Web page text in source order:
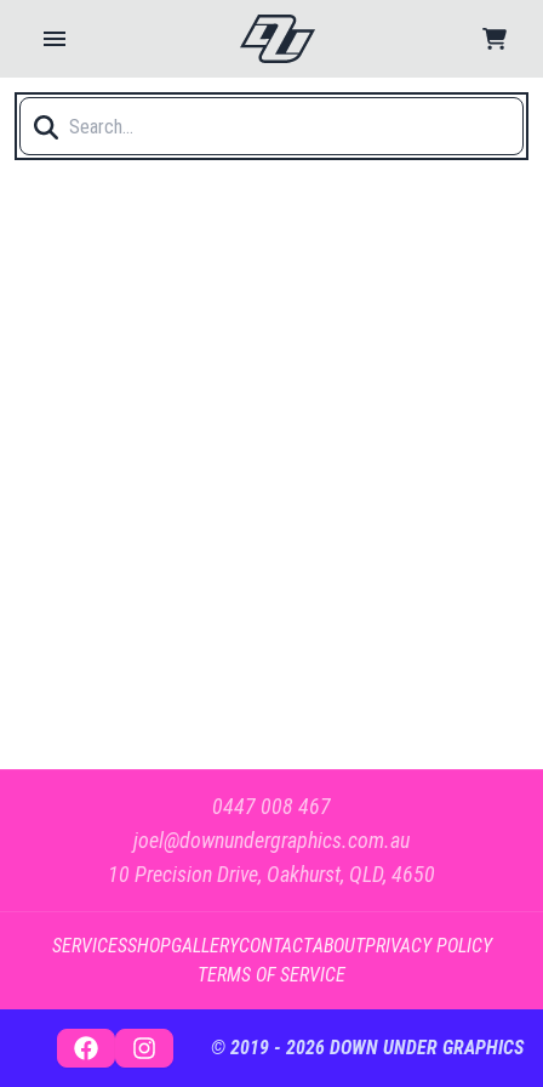
0447 008 467​​​​‌ ‍ ​‍​‍‌‍ ‌ ​‍‌‍‍‌‌‍‌ ‌‍‍‌‌‍ ‍​‍​‍​ ‍‍​‍​‍‌ ​ ‌‍​‌‌‍ ‍‌‍‍‌‌ ‌​‌ ‍‌​‍ ‍‌‍‍‌‌‍ ​‍​‍​‍ ​​‍​‍‌‍‍​‌ ​‍‌‍‌‌‌‍‌‍​‍​‍​ ‍‍​‍​‍‌‍‍​‌ ‌​‌ ‌​‌ ​​‌ ​ ​ ‍‍​‍ ​‍ ‌ ​ ‌ ‌​‌ ‌‌‌‍‌​‌‍‍‌‌‍ ​‍ ‍‌‍‌​‌‍ ‌ ‌ ‌‍ ‍‌ ‌‌‌‍ ‍‌‍‌​‌‍‌‌‌ ​‍‌‍‌ ‌ ​‍‌‍​‌‌ ​​‌‍‍​‌‍‍‌‌‍​ ‌ ​ ​‍ ‍‌‍​ ‌‍ ‌‍ ‌​‍ ‍‌‍​‌‌ ‌‌​‍ ‌‍‍‌‌‍ ‍‌ ‌​‌‍‌‌‌‍ ‍‌ ‌​​‍ ‌‍‌‌‌‍‌​‌‍‍‌‌ ‌​​‍ ‌‍ ‌‌‍ ‌‍‌​‌‍‌‌​ ‌‌ ​​‌ ​‍‌‍‌‌‌ ​ ‌‍‌‌‌‍ ‍‌ ‌​‌‍​‌‌ ‌​‌‍‍‌‌‍ ‌‍ ‍​ ‍ ‌‍‍‌‌‍‌​​ ‌‌ ​ ‌‍‌‌‌ ‌​‌ ‌​‌‍‍‌‌‍ ‍‌‍‌ ‌ ​ ​ ‍ ‌ ‌​‌ ‍‌‌ ​​‌‍‌‌​ ‌‌ ​ ‌‍‌‌‌ ‌​‌ ‌​‌‍‍‌‌‍ ‍‌‍‌ ‌ ​ ​ ‍ ‌ ​​‌‍​‌‌ ‌​‌‍‍​​ ‌‌‍‌‍‌‍ ‌‍ ‌ ‌​‌‍‌‌‌ ​‍​‍ ‍‌‍‌​‌‍‌‌‌ ​ ‌‍​ ‌ ​‍‌‍‍‌‌ ​​‌ ‌​‌‍‍‌‌‍ ‌‍ ‍​‍‌‌​ ‌‌‌​​‍‌‌ ‌‍‍ ‌‍‌‌‌ ‍‌​‍‌‌​ ​ ‌​‌​​‍‌‌​ ​ ‌​‌​​‍‌‌​ ​‍​ ​‍​ ​‌‌‍‌​‌‍‌‍‌‍‌​​ ‌‍‌‍​‌‌‍‌‌​ ‌‌‌‍‌​​ ​‍​ ‍​​ ​​​‍‌‌​ ​‍​ ​‍​‍‌‌​ ‌‌‌​‌​​‍ ‍‌‍​ ‌‍‍​‌‍‍‌‌‍ ​‌‍‌​‌ ​‍‌‍‌‌‌‍ ‍​‍‌‌​ ‌‌‌​​‍‌‌ ‌‍‍ ‌‍‌‌‌ ‍‌​‍‌‌​ ​ ‌​‌​​‍‌‌​ ​ ‌​‌​​‍‌‌​ ​‍​ ​‍‌‍‌​‌‍​ ​ ​​‌‍​ ​ ​‌‌‍​ ​ ‌‌​ ‍​‌‍‌‌​ ‌‍​ ‌​​ ‌ ​‍‌‌​ ​‍​ ​‍​‍‌‌​ ‌‌‌​‌​​‍ ‍‌ ‌​‌‍‌‌‌ ‍​‌ ‌​​ ‌‍​‍‌‍​‌‌ ​ ‌‍‌‌‌‌‌‌‌ ​‍‌‍ ​​ ‌‌‍‍​‌ ‌​‌ ‌​‌ ​​‌ ​ ​‍‌‌​ ​ ‌​​‌​‍‌‌​ ​‍‌​‌‍​‍‌‌​ ​‍‌​‌‍‌ ​ ‌ ‌​‌ ‌‌‌‍‌​‌‍‍‌‌‍ ​‍ ‍‌‍‌​‌‍ ‌ ‌ ‌‍ ‍‌ ‌‌‌‍ ‍‌‍‌​‌‍‌‌‌ ​‍‌‍‌ ‌ ​‍‌‍​‌‌ ​​‌‍‍​‌‍‍‌‌‍​ ‌ ​ ​‍ ‍‌‍​ ‌‍ ‌‍ ‌​‍ ‍‌‍​‌‌ ‌‌​‍‌‍‌‍‍‌‌‍‌​​ ‌‌ ​ ‌‍‌‌‌ ‌​‌ ‌​‌‍‍‌‌‍ ‍‌‍‌ ‌ ​ ​‍‌‍‌ ‌​‌ ‍‌‌ ​​‌‍‌‌​ ‌‌ ​ ‌‍‌‌‌ ‌​‌ ‌​‌‍‍‌‌‍ ‍‌‍‌ ‌ ​ ​‍‌‍‌ ​​‌‍​‌‌ ‌​‌‍‍​​ ‌‌‍‌‍‌‍ ‌‍ ‌ ‌​‌‍‌‌‌ ​‍​‍ ‍‌‍‌​‌‍‌‌‌ ​ ‌‍​ ‌ ​‍‌‍‍‌‌ ​​‌ ‌​‌‍‍‌‌‍ ‌‍ ‍​‍‌‌​ ‌‌‌​​‍‌‌ ‌‍‍ ‌‍‌‌‌ ‍‌​‍‌‌​ ​ ‌​‌​​‍‌‌​ ​ ‌​‌​​‍‌‌​ ​‍​ ​‍​ ​‌‌‍‌​‌‍‌‍‌‍‌​​ ‌‍‌‍​‌‌‍‌‌​ ‌‌‌‍‌​​ ​‍​ ‍​​ ​​​‍‌‌​ ​‍​ ​‍​‍‌‌​ ‌‌‌​‌​​‍ ‍‌‍​ ‌‍‍​‌‍‍‌‌‍ ​‌‍‌​‌ ​‍‌‍‌‌‌‍ ‍​‍‌‌​ ‌‌‌​​‍‌‌ ‌‍‍ ‌‍‌‌‌ ‍‌​‍‌‌​ ​ ‌​‌​​‍‌‌​ ​ ‌​‌​​‍‌‌​ ​‍​ ​‍‌‍‌​‌‍​ ​ ​​‌‍​ ​ ​‌‌‍​ ​ ‌‌​ ‍​‌‍‌‌​ ‌‍​ ‌​​ ‌ ​‍‌‌​ ​‍​ ​‍​‍‌‌​ ‌‌‌​‌​​‍ ‍‌ ‌​‌‍‌‌‌ ‍​‌ ‌​​‍​‍‌ ‌
joel@downundergraphics.com.au​​​​‌ ‍ ​‍​‍‌‍ ‌ ​‍‌‍‍‌‌‍‌ ‌‍‍‌‌‍ ‍​‍​‍​ ‍‍​‍​‍‌ ​ ‌‍​‌‌‍ ‍‌‍‍‌‌ ‌​‌ ‍‌​‍ ‍‌‍‍‌‌‍ ​‍​‍​‍ ​​‍​‍‌‍‍​‌ ​‍‌‍‌‌‌‍‌‍​‍​‍​ ‍‍​‍​‍‌‍‍​‌ ‌​‌ ‌​‌ ​​‌ ​ ​ ‍‍​‍ ​‍ ‌ ​ ‌ ‌​‌ ‌‌‌‍‌​‌‍‍‌‌‍ ​‍ ‍‌‍‌​‌‍ ‌ ‌ ‌‍ ‍‌ ‌‌‌‍ ‍‌‍‌​‌‍‌‌‌ ​‍‌‍‌ ‌ ​‍‌‍​‌‌ ​​‌‍‍​‌‍‍‌‌‍​ ‌ ​ ​‍ ‍‌‍​ ‌‍ ‌‍ ‌​‍ ‍‌‍​‌‌ ‌‌​‍ ‌‍‍‌‌‍ ‍‌ ‌​‌‍‌‌‌‍ ‍‌ ‌​​‍ ‌‍‌‌‌‍‌​‌‍‍‌‌ ‌​​‍ ‌‍ ‌‌‍ ‌‍‌​‌‍‌‌​ ‌‌ ​​‌ ​‍‌‍‌‌‌ ​ ‌‍‌‌‌‍ ‍‌ ‌​‌‍​‌‌ ‌​‌‍‍‌‌‍ ‌‍ ‍​ ‍ ‌‍‍‌‌‍‌​​ ‌‌ ​ ‌‍‌‌‌ ‌​‌ ‌​‌‍‍‌‌‍ ‍‌‍‌ ‌ ​ ​ ‍ ‌ ‌​‌ ‍‌‌ ​​‌‍‌‌​ ‌‌ ​ ‌‍‌‌‌ ‌​‌ ‌​‌‍‍‌‌‍ ‍‌‍‌ ‌ ​ ​ ‍ ‌ ​​‌‍​‌‌ ‌​‌‍‍​​ ‌‌‍‌‍‌‍ ‌‍ ‌ ‌​‌‍‌‌‌ ​‍​‍ ‍‌‍‌​‌‍‌‌‌ ​ ‌‍​ ‌ ​‍‌‍‍‌‌ ​​‌ ‌​‌‍‍‌‌‍ ‌‍ ‍​‍‌‌​ ‌‌‌​​‍‌‌ ‌‍‍ ‌‍‌‌‌ ‍‌​‍‌‌​ ​ ‌​‌​​‍‌‌​ ​ ‌​‌​​‍‌‌​ ​‍​ ​‍​ ‌​​ ‍‌​ ​​​ ​‍​ ​​​ ‍‌‌‍​ ‌‍‌‍‌‍​‌​ ‍‌​ ​ ‌‍​‌​‍‌‌​ ​‍​ ​‍​‍‌‌​ ‌‌‌​‌​​‍ ‍‌‍​ ‌‍‍​‌‍‍‌‌‍ ​‌‍‌​‌ ​‍‌‍‌‌‌‍ ‍​‍‌‌​ ‌‌‌​​‍‌‌ ‌‍‍ ‌‍‌‌‌ ‍‌​‍‌‌​ ​ ‌​‌​​‍‌‌​ ​ ‌​‌​​‍‌‌​ ​‍​ ​‍​ ​ ​ ‍​​ ​‍​ ​ ​ ‌​‌‍​‍‌‍‌‍​ ‌‌​ ‌‍​ ‍‌​ ‍​​ ​‍​‍‌‌​ ​‍​ ​‍​‍‌‌​ ‌‌‌​‌​​‍ ‍‌ ‌​‌‍‌‌‌ ‍​‌ ‌​​ ‌‍​‍‌‍​‌‌ ​ ‌‍‌‌‌‌‌‌‌ ​‍‌‍ ​​ ‌‌‍‍​‌ ‌​‌ ‌​‌ ​​‌ ​ ​‍‌‌​ ​ ‌​​‌​‍‌‌​ ​‍‌​‌‍​‍‌‌​ ​‍‌​‌‍‌ ​ ‌ ‌​‌ ‌‌‌‍‌​‌‍‍‌‌‍ ​‍ ‍‌‍‌​‌‍ ‌ ‌ ‌‍ ‍‌ ‌‌‌‍ ‍‌‍‌​‌‍‌‌‌ ​‍‌‍‌ ‌ ​‍‌‍​‌‌ ​​‌‍‍​‌‍‍‌‌‍​ ‌ ​ ​‍ ‍‌‍​ ‌‍ ‌‍ ‌​‍ ‍‌‍​‌‌ ‌‌​‍‌‍‌‍‍‌‌‍‌​​ ‌‌ ​ ‌‍‌‌‌ ‌​‌ ‌​‌‍‍‌‌‍ ‍‌‍‌ ‌ ​ ​‍‌‍‌ ‌​‌ ‍‌‌ ​​‌‍‌‌​ ‌‌ ​ ‌‍‌‌‌ ‌​‌ ‌​‌‍‍‌‌‍ ‍‌‍‌ ‌ ​ ​‍‌‍‌ ​​‌‍​‌‌ ‌​‌‍‍​​ ‌‌‍‌‍‌‍ ‌‍ ‌ ‌​‌‍‌‌‌ ​‍​‍ ‍‌‍‌​‌‍‌‌‌ ​ ‌‍​ ‌ ​‍‌‍‍‌‌ ​​‌ ‌​‌‍‍‌‌‍ ‌‍ ‍​‍‌‌​ ‌‌‌​​‍‌‌ ‌‍‍ ‌‍‌‌‌ ‍‌​‍‌‌​ ​ ‌​‌​​‍‌‌​ ​ ‌​‌​​‍‌‌​ ​‍​ ​‍​ ‌​​ ‍‌​ ​​​ ​‍​ ​​​ ‍‌‌‍​ ‌‍‌‍‌‍​‌​ ‍‌​ ​ ‌‍​‌​‍‌‌​ ​‍​ ​‍​‍‌‌​ ‌‌‌​‌​​‍ ‍‌‍​ ‌‍‍​‌‍‍‌‌‍ ​‌‍‌​‌ ​‍‌‍‌‌‌‍ ‍​‍‌‌​ ‌‌‌​​‍‌‌ ‌‍‍ ‌‍‌‌‌ ‍‌​‍‌‌​ ​ ‌​‌​​‍‌‌​ ​ ‌​‌​​‍‌‌​ ​‍​ ​‍​ ​ ​ ‍​​ ​‍​ ​ ​ ‌​‌‍​‍‌‍‌‍​ ‌‌​ ‌‍​ ‍‌​ ‍​​ ​‍​‍‌‌​ ​‍​ ​‍​‍‌‌​ ‌‌‌​‌​​‍ ‍‌ ‌​‌‍‌‌‌ ‍​‌ ‌​​‍​‍‌ ‌
10 Precision Drive, Oakhurst, QLD, 4650​​​​‌ ‍ ​‍​‍‌‍ ‌ ​‍‌‍‍‌‌‍‌ ‌‍‍‌‌‍ ‍​‍​‍​ ‍‍​‍​‍‌ ​ ‌‍​‌‌‍ ‍‌‍‍‌‌ ‌​‌ ‍‌​‍ ‍‌‍‍‌‌‍ ​‍​‍​‍ ​​‍​‍‌‍‍​‌ ​‍‌‍‌‌‌‍‌‍​‍​‍​ ‍‍​‍​‍‌‍‍​‌ ‌​‌ ‌​‌ ​​‌ ​ ​ ‍‍​‍ ​‍ ‌ ​ ‌ ‌​‌ ‌‌‌‍‌​‌‍‍‌‌‍ ​‍ ‍‌‍‌​‌‍ ‌ ‌ ‌‍ ‍‌ ‌‌‌‍ ‍‌‍‌​‌‍‌‌‌ ​‍‌‍‌ ‌ ​‍‌‍​‌‌ ​​‌‍‍​‌‍‍‌‌‍​ ‌ ​ ​‍ ‍‌‍​ ‌‍ ‌‍ ‌​‍ ‍‌‍​‌‌ ‌‌​‍ ‌‍‍‌‌‍ ‍‌ ‌​‌‍‌‌‌‍ ‍‌ ‌​​‍ ‌‍‌‌‌‍‌​‌‍‍‌‌ ‌​​‍ ‌‍ ‌‌‍ ‌‍‌​‌‍‌‌​ ‌‌ ​​‌ ​‍‌‍‌‌‌ ​ ‌‍‌‌‌‍ ‍‌ ‌​‌‍​‌‌ ‌​‌‍‍‌‌‍ ‌‍ ‍​ ‍ ‌‍‍‌‌‍‌​​ ‌‌ ​ ‌‍‌‌‌ ‌​‌ ‌​‌‍‍‌‌‍ ‍‌‍‌ ‌ ​ ​ ‍ ‌ ‌​‌ ‍‌‌ ​​‌‍‌‌​ ‌‌ ​ ‌‍‌‌‌ ‌​‌ ‌​‌‍‍‌‌‍ ‍‌‍‌ ‌ ​ ​ ‍ ‌ ​​‌‍​‌‌ ‌​‌‍‍​​ ‌‌‍‌‍‌‍ ‌‍ ‌ ‌​‌‍‌‌‌ ​‍​‍ ‍‌‍‌​‌‍‌‌‌ ​ ‌‍​ ‌ ​‍‌‍‍‌‌ ​​‌ ‌​‌‍‍‌‌‍ ‌‍ ‍​‍‌‌​ ‌‌‌​​‍‌‌ ‌‍‍ ‌‍‌‌‌ ‍‌​‍‌‌​ ​ ‌​‌​​‍‌‌​ ​ ‌​‌​​‍‌‌​ ​‍​ ​‍​ ‌‍‌‍‌​​ ​​​ ‌ ​ ‌ ​ ‌‍​ ‌‍​ ​‍‌‍​‌​ ‌‌​ ​​‌‍​ ​‍‌‌​ ​‍​ ​‍​‍‌‌​ ‌‌‌​‌​​‍ ‍‌‍​ ‌‍‍​‌‍‍‌‌‍ ​‌‍‌​‌ ​‍‌‍‌‌‌‍ ‍​‍‌‌​ ‌‌‌​​‍‌‌ ‌‍‍ ‌‍‌‌‌ ‍‌​‍‌‌​ ​ ‌​‌​​‍‌‌​ ​ ‌​‌​​‍‌‌​ ​‍​ ​‍‌‍‌​‌‍​‌​ ‌‌​ ​ ​ ‌‍​ ‌ ​ ‍‌‌‍​‍​ ‍‌‌‍​‍‌‍​‍‌‍‌‍​ ​​​‍‌‌​ ​‍​ ​‍​‍‌‌​ ‌‌‌​‌​​‍ ‍‌ ‌​‌‍‌‌‌ ‍​‌ ‌​​ ‌‍​‍‌‍​‌‌ ​ ‌‍‌‌‌‌‌‌‌ ​‍‌‍ ​​ ‌‌‍‍​‌ ‌​‌ ‌​‌ ​​‌ ​ ​‍‌‌​ ​ ‌​​‌​‍‌‌​ ​‍‌​‌‍​‍‌‌​ ​‍‌​‌‍‌ ​ ‌ ‌​‌ ‌‌‌‍‌​‌‍‍‌‌‍ ​‍ ‍‌‍‌​‌‍ ‌ ‌ ‌‍ ‍‌ ‌‌‌‍ ‍‌‍‌​‌‍‌‌‌ ​‍‌‍‌ ‌ ​‍‌‍​‌‌ ​​‌‍‍​‌‍‍‌‌‍​ ‌ ​ ​‍ ‍‌‍​ ‌‍ ‌‍ ‌​‍ ‍‌‍​‌‌ ‌‌​‍‌‍‌‍‍‌‌‍‌​​ ‌‌ ​ ‌‍‌‌‌ ‌​‌ ‌​‌‍‍‌‌‍ ‍‌‍‌ ‌ ​ ​‍‌‍‌ ‌​‌ ‍‌‌ ​​‌‍‌‌​ ‌‌ ​ ‌‍‌‌‌ ‌​‌ ‌​‌‍‍‌‌‍ ‍‌‍‌ ‌ ​ ​‍‌‍‌ ​​‌‍​‌‌ ‌​‌‍‍​​ ‌‌‍‌‍‌‍ ‌‍ ‌ ‌​‌‍‌‌‌ ​‍​‍ ‍‌‍‌​‌‍‌‌‌ ​ ‌‍​ ‌ ​‍‌‍‍‌‌ ​​‌ ‌​‌‍‍‌‌‍ ‌‍ ‍​‍‌‌​ ‌‌‌​​‍‌‌ ‌‍‍ ‌‍‌‌‌ ‍‌​‍‌‌​ ​ ‌​‌​​‍‌‌​ ​ ‌​‌​​‍‌‌​ ​‍​ ​‍​ ‌‍‌‍‌​​ ​​​ ‌ ​ ‌ ​ ‌‍​ ‌‍​ ​‍‌‍​‌​ ‌‌​ ​​‌‍​ ​‍‌‌​ ​‍​ ​‍​‍‌‌​ ‌‌‌​‌​​‍ ‍‌‍​ ‌‍‍​‌‍‍‌‌‍ ​‌‍‌​‌ ​‍‌‍‌‌‌‍ ‍​‍‌‌​ ‌‌‌​​‍‌‌ ‌‍‍ ‌‍‌‌‌ ‍‌​‍‌‌​ ​ ‌​‌​​‍‌‌​ ​ ‌​‌​​‍‌‌​ ​‍​ ​‍‌‍‌​‌‍​‌​ ‌‌​ ​ ​ ‌‍​ ‌ ​ ‍‌‌‍​‍​ ‍‌‌‍​‍‌‍​‍‌‍‌‍​ ​​​‍‌‌​ ​‍​ ​‍​‍‌‌​ ‌‌‌​‌​​‍ ‍‌ ‌​‌‍‌‌‌ ‍​‌ ‌​​‍​‍‌ ‌
SERVICES​​​​‌ ‍ ​‍​‍‌‍ ‌ ​‍‌‍‍‌‌‍‌ ‌‍‍‌‌‍ ‍​‍​‍​ ‍‍​‍​‍‌ ​ ‌‍​‌‌‍ ‍‌‍‍‌‌ ‌​‌ ‍‌​‍ ‍‌‍‍‌‌‍ ​‍​‍​‍ ​​‍​‍‌‍‍​‌ ​‍‌‍‌‌‌‍‌‍​‍​‍​ ‍‍​‍​‍‌‍‍​‌ ‌​‌ ‌​‌ ​​‌ ​ ​ ‍‍​‍ ​‍ ‌ ​ ‌ ‌​‌ ‌‌‌‍‌​‌‍‍‌‌‍ ​‍ ‍‌‍‌​‌‍ ‌ ‌ ‌‍ ‍‌ ‌‌‌‍ ‍‌‍‌​‌‍‌‌‌ ​‍‌‍‌ ‌ ​‍‌‍​‌‌ ​​‌‍‍​‌‍‍‌‌‍​ ‌ ​ ​‍ ‍‌‍​ ‌‍ ‌‍ ‌​‍ ‍‌‍​‌‌ ‌‌​‍ ‌‍‍‌‌‍ ‍‌ ‌​‌‍‌‌‌‍ ‍‌ ‌​​‍ ‌‍‌‌‌‍‌​‌‍‍‌‌ ‌​​‍ ‌‍ ‌‌‍ ‌‍‌​‌‍‌‌​ ‌‌ ​​‌ ​‍‌‍‌‌‌ ​ ‌‍‌‌‌‍ ‍‌ ‌​‌‍​‌‌ ‌​‌‍‍‌‌‍ ‌‍ ‍​ ‍ ‌‍‍‌‌‍‌​​ ‌‌ ​ ‌‍‌‌‌ ‌​‌ ‌​‌‍‍‌‌‍ ‍‌‍‌ ‌ ​ ​ ‍ ‌ ‌​‌ ‍‌‌ ​​‌‍‌‌​ ‌‌ ​ ‌‍‌‌‌ ‌​‌ ‌​‌‍‍‌‌‍ ‍‌‍‌ ‌ ​ ​ ‍ ‌ ​​‌‍​‌‌ ‌​‌‍‍​​ ‌‌‍‌‍‌‍ ‌‍ ‌ ‌​‌‍‌‌‌ ​‍​‍ ‍‌‍ ‌‌‍‌‌‌‍ ‍‌ ‌‌‌ ​ ​‍‌‌​ ‌‌‌​​‍‌‌ ‌‍‍ ‌‍‌‌‌ ‍‌​‍‌‌​ ​ ‌​‌​​‍‌‌​ ​ ‌​‌​​‍‌‌​ ​‍​ ​‍‌‍‌‍‌‍‌‌​ ‌ ​ ‌​​ ‌ ‌‍​‌​ ​​​ ‌‌​ ‌​‌‍‌‍​ ‍‌​ ​‌​‍‌‌​ ​‍​ ​‍​‍‌‌​ ‌‌‌​‌​​‍ ‍‌‍ ​‌‍‍‌‌‍ ‍‌‍‍ ‌ ​ ​‍‌‌​ ‌‌‌​​‍‌‌ ‌‍‍ ‌‍‌‌‌ ‍‌​‍‌‌​ ​ ‌​‌​​‍‌‌​ ​ ‌​‌​​‍‌‌​ ​‍​ ​‍‌‍​‍​ ‌‍‌‍‌‌​ ‌​​ ​‌‌‍‌​‌‍​ ​ ​‍‌‍​ ​ ​ ​ ​ ​ ‌‌​‍‌‌​ ​‍​ ​‍​‍‌‌​ ‌‌‌​‌​​‍ ‍‌ ‌​‌‍‍‌‌ ‌​‌‍ ​‌‍‌‌​ ‌‍​‍‌‍​‌‌ ​ ‌‍‌‌‌‌‌‌‌ ​‍‌‍ ​​ ‌‌‍‍​‌ ‌​‌ ‌​‌ ​​‌ ​ ​‍‌‌​ ​ ‌​​‌​‍‌‌​ ​‍‌​‌‍​‍‌‌​ ​‍‌​‌‍‌ ​ ‌ ‌​‌ ‌‌‌‍‌​‌‍‍‌‌‍ ​‍ ‍‌‍‌​‌‍ ‌ ‌ ‌‍ ‍‌ ‌‌‌‍ ‍‌‍‌​‌‍‌‌‌ ​‍‌‍‌ ‌ ​‍‌‍​‌‌ ​​‌‍‍​‌‍‍‌‌‍​ ‌ ​ ​‍ ‍‌‍​ ‌‍ ‌‍ ‌​‍ ‍‌‍​‌‌ ‌‌​‍‌‍‌‍‍‌‌‍‌​​ ‌‌ ​ ‌‍‌‌‌ ‌​‌ ‌​‌‍‍‌‌‍ ‍‌‍‌ ‌ ​ ​‍‌‍‌ ‌​‌ ‍‌‌ ​​‌‍‌‌​ ‌‌ ​ ‌‍‌‌‌ ‌​‌ ‌​‌‍‍‌‌‍ ‍‌‍‌ ‌ ​ ​‍‌‍‌ ​​‌‍​‌‌ ‌​‌‍‍​​ ‌‌‍‌‍‌‍ ‌‍ ‌ ‌​‌‍‌‌‌ ​‍​‍ ‍‌‍ ‌‌‍‌‌‌‍ ‍‌ ‌‌‌ ​ ​‍‌‌​ ‌‌‌​​‍‌‌ ‌‍‍ ‌‍‌‌‌ ‍‌​‍‌‌​ ​ ‌​‌​​‍‌‌​ ​ ‌​‌​​‍‌‌​ ​‍​ ​‍‌‍‌‍‌‍‌‌​ ‌ ​ ‌​​ ‌ ‌‍​‌​ ​​​ ‌‌​ ‌​‌‍‌‍​ ‍‌​ ​‌​‍‌‌​ ​‍​ ​‍​‍‌‌​ ‌‌‌​‌​​‍ ‍‌‍ ​‌‍‍‌‌‍ ‍‌‍‍ ‌ ​ ​‍‌‌​ ‌‌‌​​‍‌‌ ‌‍‍ ‌‍‌‌‌ ‍‌​‍‌‌​ ​ ‌​‌​​‍‌‌​ ​ ‌​‌​​‍‌‌​ ​‍​ ​‍‌‍​‍​ ‌‍‌‍‌‌​ ‌​​ ​‌‌‍‌​‌‍​ ​ ​‍‌‍​ ​ ​ ​ ​ ​ ‌‌​‍‌‌​ ​‍​ ​‍​‍‌‌​ ‌‌‌​‌​​‍ ‍‌ ‌​‌‍‍‌‌ ‌​‌‍ ​‌‍‌‌​‍​‍‌ ‌SHOP​​​​‌ ‍ ​‍​‍‌‍ ‌ ​‍‌‍‍‌‌‍‌ ‌‍‍‌‌‍ ‍​‍​‍​ ‍‍​‍​‍‌ ​ ‌‍​‌‌‍ ‍‌‍‍‌‌ ‌​‌ ‍‌​‍ ‍‌‍‍‌‌‍ ​‍​‍​‍ ​​‍​‍‌‍‍​‌ ​‍‌‍‌‌‌‍‌‍​‍​‍​ ‍‍​‍​‍‌‍‍​‌ ‌​‌ ‌​‌ ​​‌ ​ ​ ‍‍​‍ ​‍ ‌ ​ ‌ ‌​‌ ‌‌‌‍‌​‌‍‍‌‌‍ ​‍ ‍‌‍‌​‌‍ ‌ ‌ ‌‍ ‍‌ ‌‌‌‍ ‍‌‍‌​‌‍‌‌‌ ​‍‌‍‌ ‌ ​‍‌‍​‌‌ ​​‌‍‍​‌‍‍‌‌‍​ ‌ ​ ​‍ ‍‌‍​ ‌‍ ‌‍ ‌​‍ ‍‌‍​‌‌ ‌‌​‍ ‌‍‍‌‌‍ ‍‌ ‌​‌‍‌‌‌‍ ‍‌ ‌​​‍ ‌‍‌‌‌‍‌​‌‍‍‌‌ ‌​​‍ ‌‍ ‌‌‍ ‌‍‌​‌‍‌‌​ ‌‌ ​​‌ ​‍‌‍‌‌‌ ​ ‌‍‌‌‌‍ ‍‌ ‌​‌‍​‌‌ ‌​‌‍‍‌‌‍ ‌‍ ‍​ ‍ ‌‍‍‌‌‍‌​​ ‌‌ ​ ‌‍‌‌‌ ‌​‌ ‌​‌‍‍‌‌‍ ‍‌‍‌ ‌ ​ ​ ‍ ‌ ‌​‌ ‍‌‌ ​​‌‍‌‌​ ‌‌ ​ ‌‍‌‌‌ ‌​‌ ‌​‌‍‍‌‌‍ ‍‌‍‌ ‌ ​ ​ ‍ ‌ ​​‌‍​‌‌ ‌​‌‍‍​​ ‌‌‍‌‍‌‍ ‌‍ ‌ ‌​‌‍‌‌‌ ​‍​‍ ‍‌‍ ‌‌‍‌‌‌‍ ‍‌ ‌‌‌ ​ ​‍‌‌​ ‌‌‌​​‍‌‌ ‌‍‍ ‌‍‌‌‌ ‍‌​‍‌‌​ ​ ‌​‌​​‍‌‌​ ​ ‌​‌​​‍‌‌​ ​‍​ ​‍‌‍‌‍‌‍‌‌​ ‌ ​ ‌​​ ‌ ‌‍​‌​ ​​​ ‌‌​ ‌​‌‍‌‍​ ‍‌​ ​‌​‍‌‌​ ​‍​ ​‍​‍‌‌​ ‌‌‌​‌​​‍ ‍‌‍ ​‌‍‍‌‌‍ ‍‌‍‍ ‌ ​ ​‍‌‌​ ‌‌‌​​‍‌‌ ‌‍‍ ‌‍‌‌‌ ‍‌​‍‌‌​ ​ ‌​‌​​‍‌‌​ ​ ‌​‌​​‍‌‌​ ​‍​ ​‍​ ​​​ ​ ​ ‌‍​ ‌​​ ‌ ​ ‌​​ ‌‍​ ​​​ ​​​ ‍​‌‍‌‍​ ‍‌​‍‌‌​ ​‍​ ​‍​‍‌‌​ ‌‌‌​‌​​‍ ‍‌ ‌​‌‍‍‌‌ ‌​‌‍ ​‌‍‌‌​ ‌‍​‍‌‍​‌‌ ​ ‌‍‌‌‌‌‌‌‌ ​‍‌‍ ​​ ‌‌‍‍​‌ ‌​‌ ‌​‌ ​​‌ ​ ​‍‌‌​ ​ ‌​​‌​‍‌‌​ ​‍‌​‌‍​‍‌‌​ ​‍‌​‌‍‌ ​ ‌ ‌​‌ ‌‌‌‍‌​‌‍‍‌‌‍ ​‍ ‍‌‍‌​‌‍ ‌ ‌ ‌‍ ‍‌ ‌‌‌‍ ‍‌‍‌​‌‍‌‌‌ ​‍‌‍‌ ‌ ​‍‌‍​‌‌ ​​‌‍‍​‌‍‍‌‌‍​ ‌ ​ ​‍ ‍‌‍​ ‌‍ ‌‍ ‌​‍ ‍‌‍​‌‌ ‌‌​‍‌‍‌‍‍‌‌‍‌​​ ‌‌ ​ ‌‍‌‌‌ ‌​‌ ‌​‌‍‍‌‌‍ ‍‌‍‌ ‌ ​ ​‍‌‍‌ ‌​‌ ‍‌‌ ​​‌‍‌‌​ ‌‌ ​ ‌‍‌‌‌ ‌​‌ ‌​‌‍‍‌‌‍ ‍‌‍‌ ‌ ​ ​‍‌‍‌ ​​‌‍​‌‌ ‌​‌‍‍​​ ‌‌‍‌‍‌‍ ‌‍ ‌ ‌​‌‍‌‌‌ ​‍​‍ ‍‌‍ ‌‌‍‌‌‌‍ ‍‌ ‌‌‌ ​ ​‍‌‌​ ‌‌‌​​‍‌‌ ‌‍‍ ‌‍‌‌‌ ‍‌​‍‌‌​ ​ ‌​‌​​‍‌‌​ ​ ‌​‌​​‍‌‌​ ​‍​ ​‍‌‍‌‍‌‍‌‌​ ‌ ​ ‌​​ ‌ ‌‍​‌​ ​​​ ‌‌​ ‌​‌‍‌‍​ ‍‌​ ​‌​‍‌‌​ ​‍​ ​‍​‍‌‌​ ‌‌‌​‌​​‍ ‍‌‍ ​‌‍‍‌‌‍ ‍‌‍‍ ‌ ​ ​‍‌‌​ ‌‌‌​​‍‌‌ ‌‍‍ ‌‍‌‌‌ ‍‌​‍‌‌​ ​ ‌​‌​​‍‌‌​ ​ ‌​‌​​‍‌‌​ ​‍​ ​‍​ ​​​ ​ ​ ‌‍​ ‌​​ ‌ ​ ‌​​ ‌‍​ ​​​ ​​​ ‍​‌‍‌‍​ ‍‌​‍‌‌​ ​‍​ ​‍​‍‌‌​ ‌‌‌​‌​​‍ ‍‌ ‌​‌‍‍‌‌ ‌​‌‍ ​‌‍‌‌​‍​‍‌ ‌GALLERY​​​​‌ ‍ ​‍​‍‌‍ ‌ ​‍‌‍‍‌‌‍‌ ‌‍‍‌‌‍ ‍​‍​‍​ ‍‍​‍​‍‌ ​ ‌‍​‌‌‍ ‍‌‍‍‌‌ ‌​‌ ‍‌​‍ ‍‌‍‍‌‌‍ ​‍​‍​‍ ​​‍​‍‌‍‍​‌ ​‍‌‍‌‌‌‍‌‍​‍​‍​ ‍‍​‍​‍‌‍‍​‌ ‌​‌ ‌​‌ ​​‌ ​ ​ ‍‍​‍ ​‍ ‌ ​ ‌ ‌​‌ ‌‌‌‍‌​‌‍‍‌‌‍ ​‍ ‍‌‍‌​‌‍ ‌ ‌ ‌‍ ‍‌ ‌‌‌‍ ‍‌‍‌​‌‍‌‌‌ ​‍‌‍‌ ‌ ​‍‌‍​‌‌ ​​‌‍‍​‌‍‍‌‌‍​ ‌ ​ ​‍ ‍‌‍​ ‌‍ ‌‍ ‌​‍ ‍‌‍​‌‌ ‌‌​‍ ‌‍‍‌‌‍ ‍‌ ‌​‌‍‌‌‌‍ ‍‌ ‌​​‍ ‌‍‌‌‌‍‌​‌‍‍‌‌ ‌​​‍ ‌‍ ‌‌‍ ‌‍‌​‌‍‌‌​ ‌‌ ​​‌ ​‍‌‍‌‌‌ ​ ‌‍‌‌‌‍ ‍‌ ‌​‌‍​‌‌ ‌​‌‍‍‌‌‍ ‌‍ ‍​ ‍ ‌‍‍‌‌‍‌​​ ‌‌ ​ ‌‍‌‌‌ ‌​‌ ‌​‌‍‍‌‌‍ ‍‌‍‌ ‌ ​ ​ ‍ ‌ ‌​‌ ‍‌‌ ​​‌‍‌‌​ ‌‌ ​ ‌‍‌‌‌ ‌​‌ ‌​‌‍‍‌‌‍ ‍‌‍‌ ‌ ​ ​ ‍ ‌ ​​‌‍​‌‌ ‌​‌‍‍​​ ‌‌‍‌‍‌‍ ‌‍ ‌ ‌​‌‍‌‌‌ ​‍​‍ ‍‌‍ ‌‌‍‌‌‌‍ ‍‌ ‌‌‌ ​ ​‍‌‌​ ‌‌‌​​‍‌‌ ‌‍‍ ‌‍‌‌‌ ‍‌​‍‌‌​ ​ ‌​‌​​‍‌‌​ ​ ‌​‌​​‍‌‌​ ​‍​ ​‍‌‍‌‍‌‍‌‌​ ‌ ​ ‌​​ ‌ ‌‍​‌​ ​​​ ‌‌​ ‌​‌‍‌‍​ ‍‌​ ​‌​‍‌‌​ ​‍​ ​‍​‍‌‌​ ‌‌‌​‌​​‍ ‍‌‍ ​‌‍‍‌‌‍ ‍‌‍‍ ‌ ​ ​‍‌‌​ ‌‌‌​​‍‌‌ ‌‍‍ ‌‍‌‌‌ ‍‌​‍‌‌​ ​ ‌​‌​​‍‌‌​ ​ ‌​‌​​‍‌‌​ ​‍​ ​‍​ ‌ ​ ​ ​ ​​‌‍‌​​ ‍​​ ‌​‌‍‌‌‌‍‌‌​ ​ ​ ‍‌‌‍‌‌​ ‍‌​‍‌‌​ ​‍​ ​‍​‍‌‌​ ‌‌‌​‌​​‍ ‍‌ ‌​‌‍‍‌‌ ‌​‌‍ ​‌‍‌‌​ ‌‍​‍‌‍​‌‌ ​ ‌‍‌‌‌‌‌‌‌ ​‍‌‍ ​​ ‌‌‍‍​‌ ‌​‌ ‌​‌ ​​‌ ​ ​‍‌‌​ ​ ‌​​‌​‍‌‌​ ​‍‌​‌‍​‍‌‌​ ​‍‌​‌‍‌ ​ ‌ ‌​‌ ‌‌‌‍‌​‌‍‍‌‌‍ ​‍ ‍‌‍‌​‌‍ ‌ ‌ ‌‍ ‍‌ ‌‌‌‍ ‍‌‍‌​‌‍‌‌‌ ​‍‌‍‌ ‌ ​‍‌‍​‌‌ ​​‌‍‍​‌‍‍‌‌‍​ ‌ ​ ​‍ ‍‌‍​ ‌‍ ‌‍ ‌​‍ ‍‌‍​‌‌ ‌‌​‍‌‍‌‍‍‌‌‍‌​​ ‌‌ ​ ‌‍‌‌‌ ‌​‌ ‌​‌‍‍‌‌‍ ‍‌‍‌ ‌ ​ ​‍‌‍‌ ‌​‌ ‍‌‌ ​​‌‍‌‌​ ‌‌ ​ ‌‍‌‌‌ ‌​‌ ‌​‌‍‍‌‌‍ ‍‌‍‌ ‌ ​ ​‍‌‍‌ ​​‌‍​‌‌ ‌​‌‍‍​​ ‌‌‍‌‍‌‍ ‌‍ ‌ ‌​‌‍‌‌‌ ​‍​‍ ‍‌‍ ‌‌‍‌‌‌‍ ‍‌ ‌‌‌ ​ ​‍‌‌​ ‌‌‌​​‍‌‌ ‌‍‍ ‌‍‌‌‌ ‍‌​‍‌‌​ ​ ‌​‌​​‍‌‌​ ​ ‌​‌​​‍‌‌​ ​‍​ ​‍‌‍‌‍‌‍‌‌​ ‌ ​ ‌​​ ‌ ‌‍​‌​ ​​​ ‌‌​ ‌​‌‍‌‍​ ‍‌​ ​‌​‍‌‌​ ​‍​ ​‍​‍‌‌​ ‌‌‌​‌​​‍ ‍‌‍ ​‌‍‍‌‌‍ ‍‌‍‍ ‌ ​ ​‍‌‌​ ‌‌‌​​‍‌‌ ‌‍‍ ‌‍‌‌‌ ‍‌​‍‌‌​ ​ ‌​‌​​‍‌‌​ ​ ‌​‌​​‍‌‌​ ​‍​ ​‍​ ‌ ​ ​ ​ ​​‌‍‌​​ ‍​​ ‌​‌‍‌‌‌‍‌‌​ ​ ​ ‍‌‌‍‌‌​ ‍‌​‍‌‌​ ​‍​ ​‍​‍‌‌​ ‌‌‌​‌​​‍ ‍‌ ‌​‌‍‍‌‌ ‌​‌‍ ​‌‍‌‌​‍​‍‌ ‌CONTACT​​​​‌ ‍ ​‍​‍‌‍ ‌ ​‍‌‍‍‌‌‍‌ ‌‍‍‌‌‍ ‍​‍​‍​ ‍‍​‍​‍‌ ​ ‌‍​‌‌‍ ‍‌‍‍‌‌ ‌​‌ ‍‌​‍ ‍‌‍‍‌‌‍ ​‍​‍​‍ ​​‍​‍‌‍‍​‌ ​‍‌‍‌‌‌‍‌‍​‍​‍​ ‍‍​‍​‍‌‍‍​‌ ‌​‌ ‌​‌ ​​‌ ​ ​ ‍‍​‍ ​‍ ‌ ​ ‌ ‌​‌ ‌‌‌‍‌​‌‍‍‌‌‍ ​‍ ‍‌‍‌​‌‍ ‌ ‌ ‌‍ ‍‌ ‌‌‌‍ ‍‌‍‌​‌‍‌‌‌ ​‍‌‍‌ ‌ ​‍‌‍​‌‌ ​​‌‍‍​‌‍‍‌‌‍​ ‌ ​ ​‍ ‍‌‍​ ‌‍ ‌‍ ‌​‍ ‍‌‍​‌‌ ‌‌​‍ ‌‍‍‌‌‍ ‍‌ ‌​‌‍‌‌‌‍ ‍‌ ‌​​‍ ‌‍‌‌‌‍‌​‌‍‍‌‌ ‌​​‍ ‌‍ ‌‌‍ ‌‍‌​‌‍‌‌​ ‌‌ ​​‌ ​‍‌‍‌‌‌ ​ ‌‍‌‌‌‍ ‍‌ ‌​‌‍​‌‌ ‌​‌‍‍‌‌‍ ‌‍ ‍​ ‍ ‌‍‍‌‌‍‌​​ ‌‌ ​ ‌‍‌‌‌ ‌​‌ ‌​‌‍‍‌‌‍ ‍‌‍‌ ‌ ​ ​ ‍ ‌ ‌​‌ ‍‌‌ ​​‌‍‌‌​ ‌‌ ​ ‌‍‌‌‌ ‌​‌ ‌​‌‍‍‌‌‍ ‍‌‍‌ ‌ ​ ​ ‍ ‌ ​​‌‍​‌‌ ‌​‌‍‍​​ ‌‌‍‌‍‌‍ ‌‍ ‌ ‌​‌‍‌‌‌ ​‍​‍ ‍‌‍ ‌‌‍‌‌‌‍ ‍‌ ‌‌‌ ​ ​‍‌‌​ ‌‌‌​​‍‌‌ ‌‍‍ ‌‍‌‌‌ ‍‌​‍‌‌​ ​ ‌​‌​​‍‌‌​ ​ ‌​‌​​‍‌‌​ ​‍​ ​‍‌‍‌‍‌‍‌‌​ ‌ ​ ‌​​ ‌ ‌‍​‌​ ​​​ ‌‌​ ‌​‌‍‌‍​ ‍‌​ ​‌​‍‌‌​ ​‍​ ​‍​‍‌‌​ ‌‌‌​‌​​‍ ‍‌‍ ​‌‍‍‌‌‍ ‍‌‍‍ ‌ ​ ​‍‌‌​ ‌‌‌​​‍‌‌ ‌‍‍ ‌‍‌‌‌ ‍‌​‍‌‌​ ​ ‌​‌​​‍‌‌​ ​ ‌​‌​​‍‌‌​ ​‍​ ​‍​ ‍​​ ‌ ​ ‍‌‌‍​‍‌‍​‌‌‍​‌​ ‍​‌‍​‌​ ‌‌​ ‍‌​ ‌ ​ ‌ ​‍‌‌​ ​‍​ ​‍​‍‌‌​ ‌‌‌​‌​​‍ ‍‌ ‌​‌‍‍‌‌ ‌​‌‍ ​‌‍‌‌​ ‌‍​‍‌‍​‌‌ ​ ‌‍‌‌‌‌‌‌‌ ​‍‌‍ ​​ ‌‌‍‍​‌ ‌​‌ ‌​‌ ​​‌ ​ ​‍‌‌​ ​ ‌​​‌​‍‌‌​ ​‍‌​‌‍​‍‌‌​ ​‍‌​‌‍‌ ​ ‌ ‌​‌ ‌‌‌‍‌​‌‍‍‌‌‍ ​‍ ‍‌‍‌​‌‍ ‌ ‌ ‌‍ ‍‌ ‌‌‌‍ ‍‌‍‌​‌‍‌‌‌ ​‍‌‍‌ ‌ ​‍‌‍​‌‌ ​​‌‍‍​‌‍‍‌‌‍​ ‌ ​ ​‍ ‍‌‍​ ‌‍ ‌‍ ‌​‍ ‍‌‍​‌‌ ‌‌​‍‌‍‌‍‍‌‌‍‌​​ ‌‌ ​ ‌‍‌‌‌ ‌​‌ ‌​‌‍‍‌‌‍ ‍‌‍‌ ‌ ​ ​‍‌‍‌ ‌​‌ ‍‌‌ ​​‌‍‌‌​ ‌‌ ​ ‌‍‌‌‌ ‌​‌ ‌​‌‍‍‌‌‍ ‍‌‍‌ ‌ ​ ​‍‌‍‌ ​​‌‍​‌‌ ‌​‌‍‍​​ ‌‌‍‌‍‌‍ ‌‍ ‌ ‌​‌‍‌‌‌ ​‍​‍ ‍‌‍ ‌‌‍‌‌‌‍ ‍‌ ‌‌‌ ​ ​‍‌‌​ ‌‌‌​​‍‌‌ ‌‍‍ ‌‍‌‌‌ ‍‌​‍‌‌​ ​ ‌​‌​​‍‌‌​ ​ ‌​‌​​‍‌‌​ ​‍​ ​‍‌‍‌‍‌‍‌‌​ ‌ ​ ‌​​ ‌ ‌‍​‌​ ​​​ ‌‌​ ‌​‌‍‌‍​ ‍‌​ ​‌​‍‌‌​ ​‍​ ​‍​‍‌‌​ ‌‌‌​‌​​‍ ‍‌‍ ​‌‍‍‌‌‍ ‍‌‍‍ ‌ ​ ​‍‌‌​ ‌‌‌​​‍‌‌ ‌‍‍ ‌‍‌‌‌ ‍‌​‍‌‌​ ​ ‌​‌​​‍‌‌​ ​ ‌​‌​​‍‌‌​ ​‍​ ​‍​ ‍​​ ‌ ​ ‍‌‌‍​‍‌‍​‌‌‍​‌​ ‍​‌‍​‌​ ‌‌​ ‍‌​ ‌ ​ ‌ ​‍‌‌​ ​‍​ ​‍​‍‌‌​ ‌‌‌​‌​​‍ ‍‌ ‌​‌‍‍‌‌ ‌​‌‍ ​‌‍‌‌​‍​‍‌ ‌ABOUT​​​​‌ ‍ ​‍​‍‌‍ ‌ ​‍‌‍‍‌‌‍‌ ‌‍‍‌‌‍ ‍​‍​‍​ ‍‍​‍​‍‌ ​ ‌‍​‌‌‍ ‍‌‍‍‌‌ ‌​‌ ‍‌​‍ ‍‌‍‍‌‌‍ ​‍​‍​‍ ​​‍​‍‌‍‍​‌ ​‍‌‍‌‌‌‍‌‍​‍​‍​ ‍‍​‍​‍‌‍‍​‌ ‌​‌ ‌​‌ ​​‌ ​ ​ ‍‍​‍ ​‍ ‌ ​ ‌ ‌​‌ ‌‌‌‍‌​‌‍‍‌‌‍ ​‍ ‍‌‍‌​‌‍ ‌ ‌ ‌‍ ‍‌ ‌‌‌‍ ‍‌‍‌​‌‍‌‌‌ ​‍‌‍‌ ‌ ​‍‌‍​‌‌ ​​‌‍‍​‌‍‍‌‌‍​ ‌ ​ ​‍ ‍‌‍​ ‌‍ ‌‍ ‌​‍ ‍‌‍​‌‌ ‌‌​‍ ‌‍‍‌‌‍ ‍‌ ‌​‌‍‌‌‌‍ ‍‌ ‌​​‍ ‌‍‌‌‌‍‌​‌‍‍‌‌ ‌​​‍ ‌‍ ‌‌‍ ‌‍‌​‌‍‌‌​ ‌‌ ​​‌ ​‍‌‍‌‌‌ ​ ‌‍‌‌‌‍ ‍‌ ‌​‌‍​‌‌ ‌​‌‍‍‌‌‍ ‌‍ ‍​ ‍ ‌‍‍‌‌‍‌​​ ‌‌ ​ ‌‍‌‌‌ ‌​‌ ‌​‌‍‍‌‌‍ ‍‌‍‌ ‌ ​ ​ ‍ ‌ ‌​‌ ‍‌‌ ​​‌‍‌‌​ ‌‌ ​ ‌‍‌‌‌ ‌​‌ ‌​‌‍‍‌‌‍ ‍‌‍‌ ‌ ​ ​ ‍ ‌ ​​‌‍​‌‌ ‌​‌‍‍​​ ‌‌‍‌‍‌‍ ‌‍ ‌ ‌​‌‍‌‌‌ ​‍​‍ ‍‌‍ ‌‌‍‌‌‌‍ ‍‌ ‌‌‌ ​ ​‍‌‌​ ‌‌‌​​‍‌‌ ‌‍‍ ‌‍‌‌‌ ‍‌​‍‌‌​ ​ ‌​‌​​‍‌‌​ ​ ‌​‌​​‍‌‌​ ​‍​ ​‍‌‍‌‍‌‍‌‌​ ‌ ​ ‌​​ ‌ ‌‍​‌​ ​​​ ‌‌​ ‌​‌‍‌‍​ ‍‌​ ​‌​‍‌‌​ ​‍​ ​‍​‍‌‌​ ‌‌‌​‌​​‍ ‍‌‍ ​‌‍‍‌‌‍ ‍‌‍‍ ‌ ​ ​‍‌‌​ ‌‌‌​​‍‌‌ ‌‍‍ ‌‍‌‌‌ ‍‌​‍‌‌​ ​ ‌​‌​​‍‌‌​ ​ ‌​‌​​‍‌‌​ ​‍​ ​‍‌‍​‍​ ‌​‌‍​‍‌‍‌​​ ​‍​ ‌‍​ ‌‍‌‍‌‍​ ‌‍​ ‍‌‌‍‌‌​ ‌ ​‍‌‌​ ​‍​ ​‍​‍‌‌​ ‌‌‌​‌​​‍ ‍‌ ‌​‌‍‍‌‌ ‌​‌‍ ​‌‍‌‌​ ‌‍​‍‌‍​‌‌ ​ ‌‍‌‌‌‌‌‌‌ ​‍‌‍ ​​ ‌‌‍‍​‌ ‌​‌ ‌​‌ ​​‌ ​ ​‍‌‌​ ​ ‌​​‌​‍‌‌​ ​‍‌​‌‍​‍‌‌​ ​‍‌​‌‍‌ ​ ‌ ‌​‌ ‌‌‌‍‌​‌‍‍‌‌‍ ​‍ ‍‌‍‌​‌‍ ‌ ‌ ‌‍ ‍‌ ‌‌‌‍ ‍‌‍‌​‌‍‌‌‌ ​‍‌‍‌ ‌ ​‍‌‍​‌‌ ​​‌‍‍​‌‍‍‌‌‍​ ‌ ​ ​‍ ‍‌‍​ ‌‍ ‌‍ ‌​‍ ‍‌‍​‌‌ ‌‌​‍‌‍‌‍‍‌‌‍‌​​ ‌‌ ​ ‌‍‌‌‌ ‌​‌ ‌​‌‍‍‌‌‍ ‍‌‍‌ ‌ ​ ​‍‌‍‌ ‌​‌ ‍‌‌ ​​‌‍‌‌​ ‌‌ ​ ‌‍‌‌‌ ‌​‌ ‌​‌‍‍‌‌‍ ‍‌‍‌ ‌ ​ ​‍‌‍‌ ​​‌‍​‌‌ ‌​‌‍‍​​ ‌‌‍‌‍‌‍ ‌‍ ‌ ‌​‌‍‌‌‌ ​‍​‍ ‍‌‍ ‌‌‍‌‌‌‍ ‍‌ ‌‌‌ ​ ​‍‌‌​ ‌‌‌​​‍‌‌ ‌‍‍ ‌‍‌‌‌ ‍‌​‍‌‌​ ​ ‌​‌​​‍‌‌​ ​ ‌​‌​​‍‌‌​ ​‍​ ​‍‌‍‌‍‌‍‌‌​ ‌ ​ ‌​​ ‌ ‌‍​‌​ ​​​ ‌‌​ ‌​‌‍‌‍​ ‍‌​ ​‌​‍‌‌​ ​‍​ ​‍​‍‌‌​ ‌‌‌​‌​​‍ ‍‌‍ ​‌‍‍‌‌‍ ‍‌‍‍ ‌ ​ ​‍‌‌​ ‌‌‌​​‍‌‌ ‌‍‍ ‌‍‌‌‌ ‍‌​‍‌‌​ ​ ‌​‌​​‍‌‌​ ​ ‌​‌​​‍‌‌​ ​‍​ ​‍‌‍​‍​ ‌​‌‍​‍‌‍‌​​ ​‍​ ‌‍​ ‌‍‌‍‌‍​ ‌‍​ ‍‌‌‍‌‌​ ‌ ​‍‌‌​ ​‍​ ​‍​‍‌‌​ ‌‌‌​‌​​‍ ‍‌ ‌​‌‍‍‌‌ ‌​‌‍ ​‌‍‌‌​‍​‍‌ ‌PRIVACY POLICY​​​​‌ ‍ ​‍​‍‌‍ ‌ ​‍‌‍‍‌‌‍‌ ‌‍‍‌‌‍ ‍​‍​‍​ ‍‍​‍​‍‌ ​ ‌‍​‌‌‍ ‍‌‍‍‌‌ ‌​‌ ‍‌​‍ ‍‌‍‍‌‌‍ ​‍​‍​‍ ​​‍​‍‌‍‍​‌ ​‍‌‍‌‌‌‍‌‍​‍​‍​ ‍‍​‍​‍‌‍‍​‌ ‌​‌ ‌​‌ ​​‌ ​ ​ ‍‍​‍ ​‍ ‌ ​ ‌ ‌​‌ ‌‌‌‍‌​‌‍‍‌‌‍ ​‍ ‍‌‍‌​‌‍ ‌ ‌ ‌‍ ‍‌ ‌‌‌‍ ‍‌‍‌​‌‍‌‌‌ ​‍‌‍‌ ‌ ​‍‌‍​‌‌ ​​‌‍‍​‌‍‍‌‌‍​ ‌ ​ ​‍ ‍‌‍​ ‌‍ ‌‍ ‌​‍ ‍‌‍​‌‌ ‌‌​‍ ‌‍‍‌‌‍ ‍‌ ‌​‌‍‌‌‌‍ ‍‌ ‌​​‍ ‌‍‌‌‌‍‌​‌‍‍‌‌ ‌​​‍ ‌‍ ‌‌‍ ‌‍‌​‌‍‌‌​ ‌‌ ​​‌ ​‍‌‍‌‌‌ ​ ‌‍‌‌‌‍ ‍‌ ‌​‌‍​‌‌ ‌​‌‍‍‌‌‍ ‌‍ ‍​ ‍ ‌‍‍‌‌‍‌​​ ‌‌ ​ ‌‍‌‌‌ ‌​‌ ‌​‌‍‍‌‌‍ ‍‌‍‌ ‌ ​ ​ ‍ ‌ ‌​‌ ‍‌‌ ​​‌‍‌‌​ ‌‌ ​ ‌‍‌‌‌ ‌​‌ ‌​‌‍‍‌‌‍ ‍‌‍‌ ‌ ​ ​ ‍ ‌ ​​‌‍​‌‌ ‌​‌‍‍​​ ‌‌‍‌‍‌‍ ‌‍ ‌ ‌​‌‍‌‌‌ ​‍​‍ ‍‌‍ ‌‌‍‌‌‌‍ ‍‌ ‌‌‌ ​ ​‍‌‌​ ‌‌‌​​‍‌‌ ‌‍‍ ‌‍‌‌‌ ‍‌​‍‌‌​ ​ ‌​‌​​‍‌‌​ ​ ‌​‌​​‍‌‌​ ​‍​ ​‍‌‍‌‍‌‍‌‌​ ‌ ​ ‌​​ ‌ ‌‍​‌​ ​​​ ‌‌​ ‌​‌‍‌‍​ ‍‌​ ​‌​‍‌‌​ ​‍​ ​‍​‍‌‌​ ‌‌‌​‌​​‍ ‍‌‍ ​‌‍‍‌‌‍ ‍‌‍‍ ‌ ​ ​‍‌‌​ ‌‌‌​​‍‌‌ ‌‍‍ ‌‍‌‌‌ ‍‌​‍‌‌​ ​ ‌​‌​​‍‌‌​ ​ ‌​‌​​‍‌‌​ ​‍​ ​‍​ ‍‌‌‍​‌‌‍​ ‌‍​‍​ ‌‍​ ‌ ‌‍‌​​ ​​‌‍‌‌​ ‍‌​ ​‌​ ‍‌​‍‌‌​ ​‍​ ​‍​‍‌‌​ ‌‌‌​‌​​‍ ‍‌ ‌​‌‍‍‌‌ ‌​‌‍ ​‌‍‌‌​ ‌‍​‍‌‍​‌‌ ​ ‌‍‌‌‌‌‌‌‌ ​‍‌‍ ​​ ‌‌‍‍​‌ ‌​‌ ‌​‌ ​​‌ ​ ​‍‌‌​ ​ ‌​​‌​‍‌‌​ ​‍‌​‌‍​‍‌‌​ ​‍‌​‌‍‌ ​ ‌ ‌​‌ ‌‌‌‍‌​‌‍‍‌‌‍ ​‍ ‍‌‍‌​‌‍ ‌ ‌ ‌‍ ‍‌ ‌‌‌‍ ‍‌‍‌​‌‍‌‌‌ ​‍‌‍‌ ‌ ​‍‌‍​‌‌ ​​‌‍‍​‌‍‍‌‌‍​ ‌ ​ ​‍ ‍‌‍​ ‌‍ ‌‍ ‌​‍ ‍‌‍​‌‌ ‌‌​‍‌‍‌‍‍‌‌‍‌​​ ‌‌ ​ ‌‍‌‌‌ ‌​‌ ‌​‌‍‍‌‌‍ ‍‌‍‌ ‌ ​ ​‍‌‍‌ ‌​‌ ‍‌‌ ​​‌‍‌‌​ ‌‌ ​ ‌‍‌‌‌ ‌​‌ ‌​‌‍‍‌‌‍ ‍‌‍‌ ‌ ​ ​‍‌‍‌ ​​‌‍​‌‌ ‌​‌‍‍​​ ‌‌‍‌‍‌‍ ‌‍ ‌ ‌​‌‍‌‌‌ ​‍​‍ ‍‌‍ ‌‌‍‌‌‌‍ ‍‌ ‌‌‌ ​ ​‍‌‌​ ‌‌‌​​‍‌‌ ‌‍‍ ‌‍‌‌‌ ‍‌​‍‌‌​ ​ ‌​‌​​‍‌‌​ ​ ‌​‌​​‍‌‌​ ​‍​ ​‍‌‍‌‍‌‍‌‌​ ‌ ​ ‌​​ ‌ ‌‍​‌​ ​​​ ‌‌​ ‌​‌‍‌‍​ ‍‌​ ​‌​‍‌‌​ ​‍​ ​‍​‍‌‌​ ‌‌‌​‌​​‍ ‍‌‍ ​‌‍‍‌‌‍ ‍‌‍‍ ‌ ​ ​‍‌‌​ ‌‌‌​​‍‌‌ ‌‍‍ ‌‍‌‌‌ ‍‌​‍‌‌​ ​ ‌​‌​​‍‌‌​ ​ ‌​‌​​‍‌‌​ ​‍​ ​‍​ ‍‌‌‍​‌‌‍​ ‌‍​‍​ ‌‍​ ‌ ‌‍‌​​ ​​‌‍‌‌​ ‍‌​ ​‌​ ‍‌​‍‌‌​ ​‍​ ​‍​‍‌‌​ ‌‌‌​‌​​‍ ‍‌ ‌​‌‍‍‌‌ ‌​‌‍ ​‌‍‌‌​‍​‍‌ ‌
TERMS OF SERVICE​​​​‌ ‍ ​‍​‍‌‍ ‌ ​‍‌‍‍‌‌‍‌ ‌‍‍‌‌‍ ‍​‍​‍​ ‍‍​‍​‍‌ ​ ‌‍​‌‌‍ ‍‌‍‍‌‌ ‌​‌ ‍‌​‍ ‍‌‍‍‌‌‍ ​‍​‍​‍ ​​‍​‍‌‍‍​‌ ​‍‌‍‌‌‌‍‌‍​‍​‍​ ‍‍​‍​‍‌‍‍​‌ ‌​‌ ‌​‌ ​​‌ ​ ​ ‍‍​‍ ​‍ ‌ ​ ‌ ‌​‌ ‌‌‌‍‌​‌‍‍‌‌‍ ​‍ ‍‌‍‌​‌‍ ‌ ‌ ‌‍ ‍‌ ‌‌‌‍ ‍‌‍‌​‌‍‌‌‌ ​‍‌‍‌ ‌ ​‍‌‍​‌‌ ​​‌‍‍​‌‍‍‌‌‍​ ‌ ​ ​‍ ‍‌‍​ ‌‍ ‌‍ ‌​‍ ‍‌‍​‌‌ ‌‌​‍ ‌‍‍‌‌‍ ‍‌ ‌​‌‍‌‌‌‍ ‍‌ ‌​​‍ ‌‍‌‌‌‍‌​‌‍‍‌‌ ‌​​‍ ‌‍ ‌‌‍ ‌‍‌​‌‍‌‌​ ‌‌ ​​‌ ​‍‌‍‌‌‌ ​ ‌‍‌‌‌‍ ‍‌ ‌​‌‍​‌‌ ‌​‌‍‍‌‌‍ ‌‍ ‍​ ‍ ‌‍‍‌‌‍‌​​ ‌‌ ​ ‌‍‌‌‌ ‌​‌ ‌​‌‍‍‌‌‍ ‍‌‍‌ ‌ ​ ​ ‍ ‌ ‌​‌ ‍‌‌ ​​‌‍‌‌​ ‌‌ ​ ‌‍‌‌‌ ‌​‌ ‌​‌‍‍‌‌‍ ‍‌‍‌ ‌ ​ ​ ‍ ‌ ​​‌‍​‌‌ ‌​‌‍‍​​ ‌‌‍‌‍‌‍ ‌‍ ‌ ‌​‌‍‌‌‌ ​‍​‍ ‍‌‍ ‌‌‍‌‌‌‍ ‍‌ ‌‌‌ ​ ​‍‌‌​ ‌‌‌​​‍‌‌ ‌‍‍ ‌‍‌‌‌ ‍‌​‍‌‌​ ​ ‌​‌​​‍‌‌​ ​ ‌​‌​​‍‌‌​ ​‍​ ​‍‌‍‌‍‌‍‌‌​ ‌ ​ ‌​​ ‌ ‌‍​‌​ ​​​ ‌‌​ ‌​‌‍‌‍​ ‍‌​ ​‌​‍‌‌​ ​‍​ ​‍​‍‌‌​ ‌‌‌​‌​​‍ ‍‌‍ ​‌‍‍‌‌‍ ‍‌‍‍ ‌ ​ ​‍‌‌​ ‌‌‌​​‍‌‌ ‌‍‍ ‌‍‌‌‌ ‍‌​‍‌‌​ ​ ‌​‌​​‍‌‌​ ​ ‌​‌​​‍‌‌​ ​‍​ ​‍​ ‌​​ ‌‍‌‍​‌​ ‌‍‌‍​ ‌‍‌‍​ ​ ‌‍‌‍​ ‍‌​ ​‌‌‍​ ‌‍‌​​‍‌‌​ ​‍​ ​‍​‍‌‌​ ‌‌‌​‌​​‍ ‍‌ ‌​‌‍‍‌‌ ‌​‌‍ ​‌‍‌‌​ ‌‍​‍‌‍​‌‌ ​ ‌‍‌‌‌‌‌‌‌ ​‍‌‍ ​​ ‌‌‍‍​‌ ‌​‌ ‌​‌ ​​‌ ​ ​‍‌‌​ ​ ‌​​‌​‍‌‌​ ​‍‌​‌‍​‍‌‌​ ​‍‌​‌‍‌ ​ ‌ ‌​‌ ‌‌‌‍‌​‌‍‍‌‌‍ ​‍ ‍‌‍‌​‌‍ ‌ ‌ ‌‍ ‍‌ ‌‌‌‍ ‍‌‍‌​‌‍‌‌‌ ​‍‌‍‌ ‌ ​‍‌‍​‌‌ ​​‌‍‍​‌‍‍‌‌‍​ ‌ ​ ​‍ ‍‌‍​ ‌‍ ‌‍ ‌​‍ ‍‌‍​‌‌ ‌‌​‍‌‍‌‍‍‌‌‍‌​​ ‌‌ ​ ‌‍‌‌‌ ‌​‌ ‌​‌‍‍‌‌‍ ‍‌‍‌ ‌ ​ ​‍‌‍‌ ‌​‌ ‍‌‌ ​​‌‍‌‌​ ‌‌ ​ ‌‍‌‌‌ ‌​‌ ‌​‌‍‍‌‌‍ ‍‌‍‌ ‌ ​ ​‍‌‍‌ ​​‌‍​‌‌ ‌​‌‍‍​​ ‌‌‍‌‍‌‍ ‌‍ ‌ ‌​‌‍‌‌‌ ​‍​‍ ‍‌‍ ‌‌‍‌‌‌‍ ‍‌ ‌‌‌ ​ ​‍‌‌​ ‌‌‌​​‍‌‌ ‌‍‍ ‌‍‌‌‌ ‍‌​‍‌‌​ ​ ‌​‌​​‍‌‌​ ​ ‌​‌​​‍‌‌​ ​‍​ ​‍‌‍‌‍‌‍‌‌​ ‌ ​ ‌​​ ‌ ‌‍​‌​ ​​​ ‌‌​ ‌​‌‍‌‍​ ‍‌​ ​‌​‍‌‌​ ​‍​ ​‍​‍‌‌​ ‌‌‌​‌​​‍ ‍‌‍ ​‌‍‍‌‌‍ ‍‌‍‍ ‌ ​ ​‍‌‌​ ‌‌‌​​‍‌‌ ‌‍‍ ‌‍‌‌‌ ‍‌​‍‌‌​ ​ ‌​‌​​‍‌‌​ ​ ‌​‌​​‍‌‌​ ​‍​ ​‍​ ‌​​ ‌‍‌‍​‌​ ‌‍‌‍​ ‌‍‌‍​ ​ ‌‍‌‍​ ‍‌​ ​‌‌‍​ ‌‍‌​​‍‌‌​ ​‍​ ​‍​‍‌‌​ ‌‌‌​‌​​‍ ‍‌ ‌​‌‍‍‌‌ ‌​‌‍ ​‌‍‌‌​‍​‍‌ ‌
© 2019 - 2026 DOWN UNDER GRAPHICS​​​​‌ ‍ ​‍​‍‌‍ ‌ ​‍‌‍‍‌‌‍‌ ‌‍‍‌‌‍ ‍​‍​‍​ ‍‍​‍​‍‌ ​ ‌‍​‌‌‍ ‍‌‍‍‌‌ ‌​‌ ‍‌​‍ ‍‌‍‍‌‌‍ ​‍​‍​‍ ​​‍​‍‌‍‍​‌ ​‍‌‍‌‌‌‍‌‍​‍​‍​ ‍‍​‍​‍‌‍‍​‌ ‌​‌ ‌​‌ ​​‌ ​ ​ ‍‍​‍ ​‍ ‌ ​ ‌ ‌​‌ ‌‌‌‍‌​‌‍‍‌‌‍ ​‍ ‍‌‍‌​‌‍ ‌ ‌ ‌‍ ‍‌ ‌‌‌‍ ‍‌‍‌​‌‍‌‌‌ ​‍‌‍‌ ‌ ​‍‌‍​‌‌ ​​‌‍‍​‌‍‍‌‌‍​ ‌ ​ ​‍ ‍‌‍​ ‌‍ ‌‍ ‌​‍ ‍‌‍​‌‌ ‌‌​‍ ‌‍‍‌‌‍ ‍‌ ‌​‌‍‌‌‌‍ ‍‌ ‌​​‍ ‌‍‌‌‌‍‌​‌‍‍‌‌ ‌​​‍ ‌‍ ‌‌‍ ‌‍‌​‌‍‌‌​ ‌‌ ​​‌ ​‍‌‍‌‌‌ ​ ‌‍‌‌‌‍ ‍‌ ‌​‌‍​‌‌ ‌​‌‍‍‌‌‍ ‌‍ ‍​ ‍ ‌‍‍‌‌‍‌​​ ‌‌ ​ ‌‍‌‌‌ ‌​‌ ‌​‌‍‍‌‌‍ ‍‌‍‌ ‌ ​ ​ ‍ ‌ ‌​‌ ‍‌‌ ​​‌‍‌‌​ ‌‌ ​ ‌‍‌‌‌ ‌​‌ ‌​‌‍‍‌‌‍ ‍‌‍‌ ‌ ​ ​ ‍ ‌ ​​‌‍​‌‌ ‌​‌‍‍​​ ‌‌‍‌‍‌‍ ‌‍ ‌ ‌​‌‍‌‌‌ ​‍​‍ ‍‌‍​ ‌‍ ‌ ​​‌ ‍‌‌ ​‍‌‍‍‌‌‍‌ ‌‍‍​‌ ‌​​ ‌‍​‍‌‍​‌‌ ​ ‌‍‌‌‌‌‌‌‌ ​‍‌‍ ​​ ‌‌‍‍​‌ ‌​‌ ‌​‌ ​​‌ ​ ​‍‌‌​ ​ ‌​​‌​‍‌‌​ ​‍‌​‌‍​‍‌‌​ ​‍‌​‌‍‌ ​ ‌ ‌​‌ ‌‌‌‍‌​‌‍‍‌‌‍ ​‍ ‍‌‍‌​‌‍ ‌ ‌ ‌‍ ‍‌ ‌‌‌‍ ‍‌‍‌​‌‍‌‌‌ ​‍‌‍‌ ‌ ​‍‌‍​‌‌ ​​‌‍‍​‌‍‍‌‌‍​ ‌ ​ ​‍ ‍‌‍​ ‌‍ ‌‍ ‌​‍ ‍‌‍​‌‌ ‌‌​‍‌‍‌‍‍‌‌‍‌​​ ‌‌ ​ ‌‍‌‌‌ ‌​‌ ‌​‌‍‍‌‌‍ ‍‌‍‌ ‌ ​ ​‍‌‍‌ ‌​‌ ‍‌‌ ​​‌‍‌‌​ ‌‌ ​ ‌‍‌‌‌ ‌​‌ ‌​‌‍‍‌‌‍ ‍‌‍‌ ‌ ​ ​‍‌‍‌ ​​‌‍​‌‌ ‌​‌‍‍​​ ‌‌‍‌‍‌‍ ‌‍ ‌ ‌​‌‍‌‌‌ ​‍​‍ ‍‌‍​ ‌‍ ‌ ​​‌ ‍‌‌ ​‍‌‍‍‌‌‍‌ ‌‍‍​‌ ‌​​‍​‍‌ ‌